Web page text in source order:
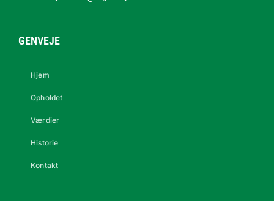
GENVEJE
Hjem
Opholdet
Værdier
Historie
Kontakt